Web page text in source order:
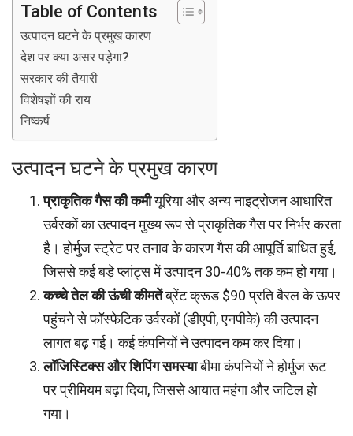
Table of Contents
उत्पादन घटने के प्रमुख कारण
देश पर क्या असर पड़ेगा?
सरकार की तैयारी
विशेषज्ञों की राय
निष्कर्ष
उत्पादन घटने के प्रमुख कारण
प्राकृतिक गैस की कमीयूरिया और अन्य नाइट्रोजन आधारित
उर्वरकों का उत्पादन मुख्य रूप से प्राकृतिक गैस पर निर्भर करता
है। होर्मुज स्ट्रेट पर तनाव के कारण गैस की आपूर्ति बाधित हुई,
जिससे कई बड़े प्लांट्स में उत्पादन 30-40% तक कम हो गया।
कच्चे तेल की ऊंची कीमतेंब्रेंट क्रूड $90 प्रति बैरल के ऊपर
पहुंचने से फॉस्फेटिक उर्वरकों (डीएपी, एनपीके) की उत्पादन
लागत बढ़ गई। कई कंपनियों ने उत्पादन कम कर दिया।
लॉजिस्टिक्स और शिपिंग समस्याबीमा कंपनियों ने होर्मुज रूट
पर प्रीमियम बढ़ा दिया, जिससे आयात महंगा और जटिल हो
गया।